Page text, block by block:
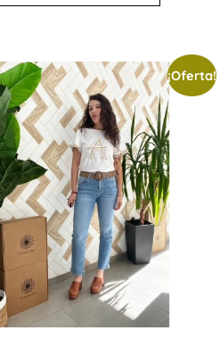
¡Oferta!